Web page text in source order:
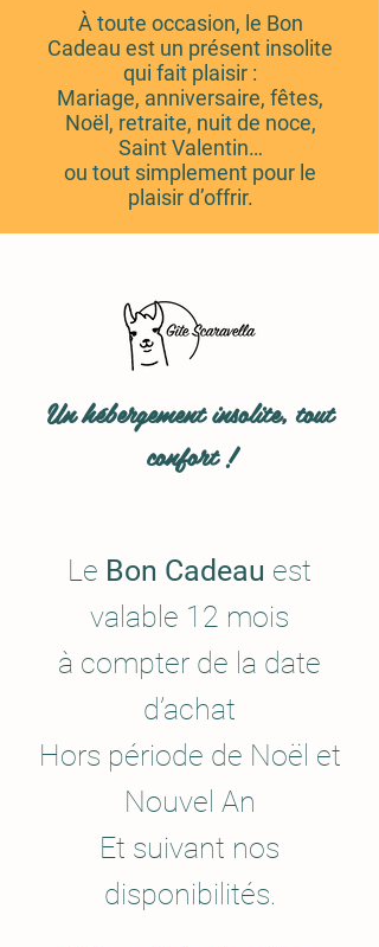
À toute occasion, le Bon
Cadeau est un présent insolite
qui fait plaisir :
Mariage, anniversaire, fêtes,
Noël, retraite, nuit de noce,
Saint Valentin…
ou tout simplement pour le
plaisir d’offrir.
Un hébergement insolite, tout
confort !
Le Bon Cadeau est
valable 12 mois
à compter de la date
d’achat
Hors période de Noël et
Nouvel An
Et suivant nos
disponibilités.